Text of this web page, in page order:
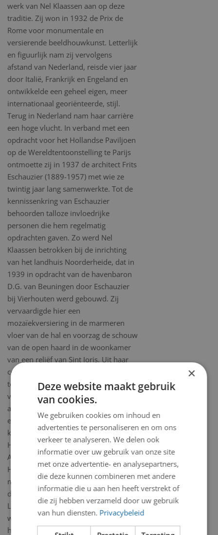
werk van Nel Klaassen aan op deze
traditie. Zij won in 1932 de Prix de
Rome voor monumentale en
versierende beeldhouwkunst. Letterlijk
en figuurlijk nam zij vervolgens
afstand van Nederland, reisde vier jaar
door Italië, Frankrijk en Engeland en
ontwikkelde een geheel eigen, meer
internationaal georiënteerde, stijl.
Terug in Nederland nam haar carrière
een hoge vlucht. In verband met een
opdracht voor het Hollandse Paviljoen
op de Wereldtentoonstelling te Parijs
ontmoette zij in 1937 de architect Frits
Eschauzier (1889-1957) met wie ze
twintig jaar lang samenwerkte. Tot de
kennissenkring van Eschauzier
behoorden talloze invloedrijke
personen die hem regelmatig
opdrachten gaven. Zo werd Nel
Klaassen betrokken bij de inrichting
van het landhuis Noorderheide, dat in
1939 in opdracht van de havenbaron
D.G. van Beuningen door Eschauzier
bij Vierhouten werd gebouwd. Zij
vervaardigde hier een
mozaïekversiering in de marmeren
vloer van de hal en voorzag de schouw
van de open haard in de woonkamer
van een reliëf van Sint Joris. Uit haar
contacten met Eschauzier vloeide
tevens een stroom van opdrachten
voort voor monumentale versieringen
aan en in verschillende grote bedrijfs-
en overheidsgebouwen, waaronder de
kantoren van de Nederlandsche
Handelsmaatschappij te Rotterdam en
Amsterdam en de Bijenkorf te Den
Haag. Bovendien hielp zij Eschauzier
met de vormgeving van interieurs van
diverse schepen van de Rotterdamse
Lloyd en de Holland Amerika Lijn,
waaronder de ‘Rotterdam’, die nu als
hotel voor het Derde Katendrechtse
×
Deze website maakt gebruik
van cookies.
We gebruiken cookies om inhoud en
advertenties te personaliseren en om ons
verkeer te analyseren. We delen ook
informatie over uw gebruik van onze site
met onze advertentie- en analysepartners,
die deze kunnen combineren met andere
informatie die u aan hen heeft verstrekt of
die zij hebben verzameld door uw gebruik
van hun diensten. Privacybeleid